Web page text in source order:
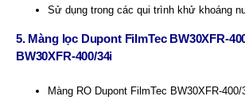
Sử dụng trong các qui trình khử khoáng
5. Màng lọc Dupont FilmTec BW30XFR-
BW30XFR-400/34i
Màng RO Dupont FilmTec BW30XFR-